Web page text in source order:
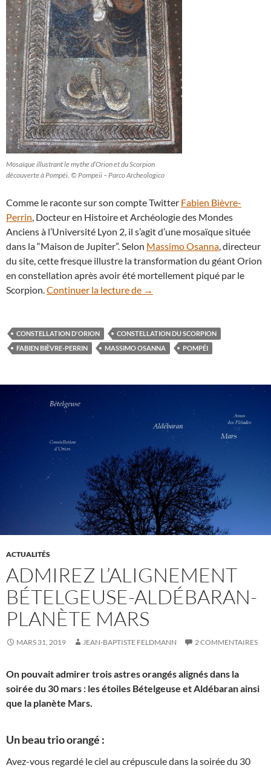
Mosaïque illustrant le mythe d’Orion et du Scorpion
découverte à Pompéi. © Pompeii – Parco Archeologico
Comme le raconte sur son compte Twitter Fabien Bièvre-
Perrin, Docteur en Histoire et Archéologie des Mondes
Anciens à l’Université Lyon 2, il s’agit d’une mosaïque située
dans la “Maison de Jupiter”. Selon Massimo Osanna, directeur
du site, cette fresque illustre la transformation du géant Orion
en constellation après avoir été mortellement piqué par le
Scorpion.Continuer la lecture de Pompéi : une mosaïque
→
CONSTELLATION D'ORION
CONSTELLATION DU SCORPION
FABIEN BIÈVRE-PERRIN
MASSIMO OSANNA POMPÉI
ACTUALITÉS
ADMIREZ L’ALIGNEMENT
BÉTELGEUSE-ALDÉBARAN-
PLANÈTE MARS
MARS 31, 2019 JEAN-BAPTISTE FELDMANN 2 COMMENTAIRES
On pouvait admirer trois astres orangés alignés dans la
soirée du 30 mars : les étoiles Bételgeuse et Aldébaran ainsi
que la planète Mars.
Un beau trio orangé :
Avez-vous regardé le ciel au crépuscule dans la soirée du 30